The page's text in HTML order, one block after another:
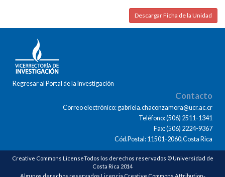
Descargar Ficha de la Unidad
Regresar al Portal de la Investigación
Contacto
Correo electrónico: gabriela.chaconzamora@ucr.ac.cr
Teléfono: (506) 2511-1341
Fax: (506) 2224-9367
Cód.Postal: 11501-2060,Costa Rica
Creative Commons LicenseTodos los derechos reservados © Universidad de
Costa Rica 2014